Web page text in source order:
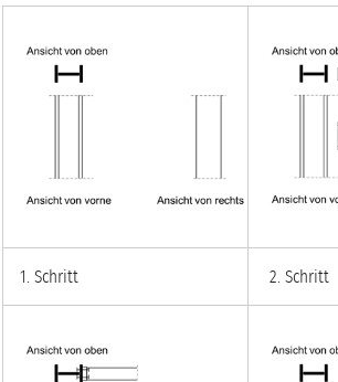
1. Schritt 2. Schritt